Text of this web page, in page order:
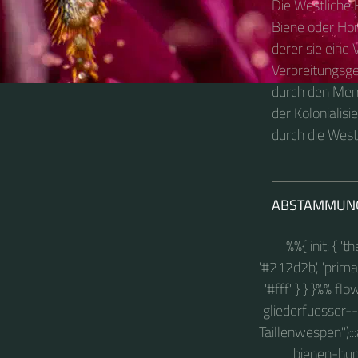
Die Westliche
Biene oder
derer sie eine
durch den
der
durch die
%%{ init: {
'#212d2b',
'#fff' } } }%%
bienen-